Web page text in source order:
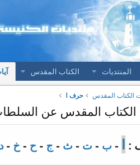
المنتديات الكتاب المقدس
الكتاب المقدس حرف ا
الكتاب المقدس عن
: ا - ب - ت - ث - ج - ح - خ - د